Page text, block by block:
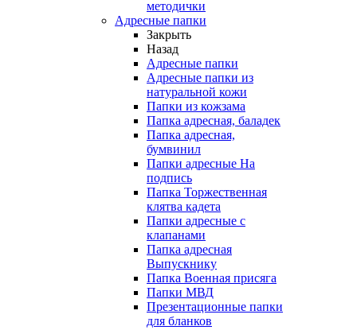
методички
Адресные папки
Закрыть
Назад
Адресные папки
Адресные папки из
натуральной кожи
Папки из кожзама
Папка адресная, баладек
Папка адресная,
бумвинил
Папки адресные На
подпись
Папка Торжественная
клятва кадета
Папки адресные с
клапанами
Папка адресная
Выпускнику
Папка Военная присяга
Папки МВД
Презентационные папки
для бланков